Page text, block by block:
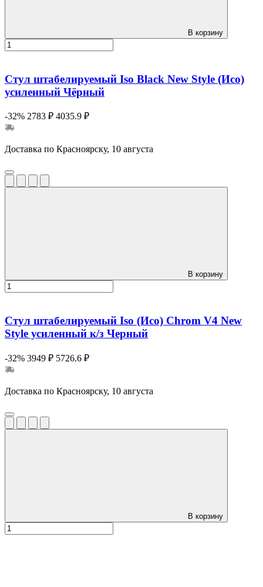
В корзину
Стул штабелируемый Iso Black New Style (Исо)
усиленный Чёрный
-32% 2783 ₽ 4035.9 ₽
Доставка по Красноярску, 10 августа
В корзину
Стул штабелируемый Iso (Исо) Chrom V4 New
Style усиленный к/з Черный
-32% 3949 ₽ 5726.6 ₽
Доставка по Красноярску, 10 августа
В корзину